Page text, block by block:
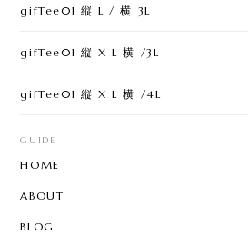
gifTee01 縦 L / 横 3L
gifTee01 縦 X L 横 /3L
gifTee01 縦 X L 横 /4L
GUIDE
HOME
ABOUT
BLOG